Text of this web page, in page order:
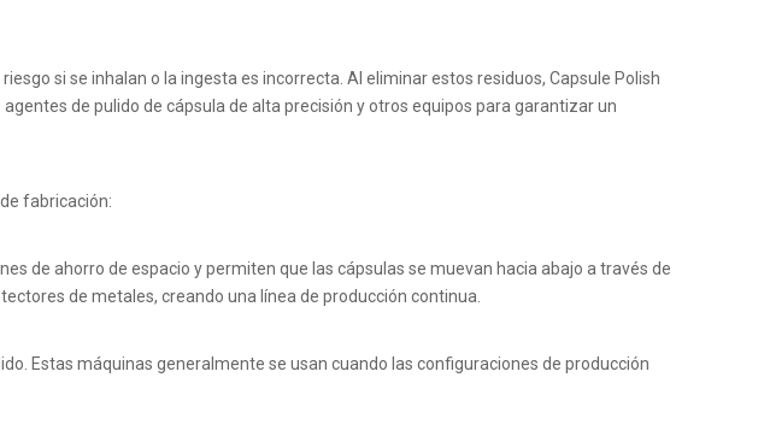
si se inhalan o la ingesta es incorrecta. Al eliminar estos residuos, Capsule Polish
agentes de pulido de cápsula de alta precisión y otros equipos para garantizar un
fabricación:
de ahorro de espacio y permiten que las cápsulas se muevan hacia abajo a través de
de metales, creando una línea de producción continua.
Estas máquinas generalmente se usan cuando las configuraciones de producción